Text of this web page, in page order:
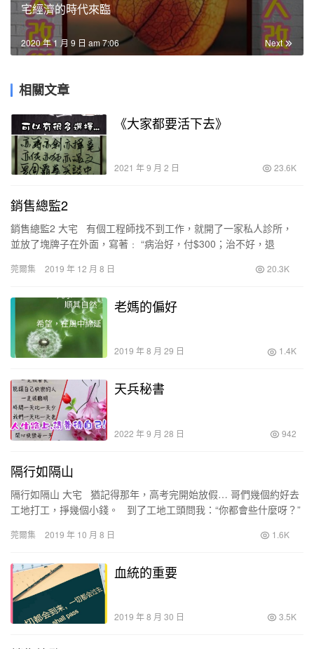
宅經濟的時代來臨
Next
2020 年 1 月 9 日 am 7:06
相關文章
《大家都要活下去》
2021 年 9 月 2 日 23.6K
銷售總監2
銷售總監2 大宅 有個工程師找不到工作，就開了一家私人診所，
並放了塊牌子在外面，寫著﹕ “病治好，付$300；治不好，退
莞爾集 2019 年 12 月 8 日 20.3K
老媽的偏好
2019 年 8 月 29 日 1.4K
天兵秘書
2022 年 9 月 28 日 942
隔行如隔山
隔行如隔山 大宅 猶記得那年，高考完開始放假… 哥們幾個約好去
工地打工，掙幾個小錢。 到了工地工頭問我：“你都會些什麼呀？”
莞爾集 2019 年 10 月 8 日 1.6K
血統的重要
2019 年 8 月 30 日 3.5K